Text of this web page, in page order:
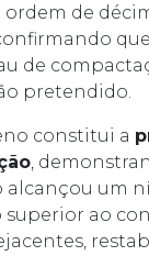
ordem de
de
pretendido.
constitui a
,
alcançou um
superior ao